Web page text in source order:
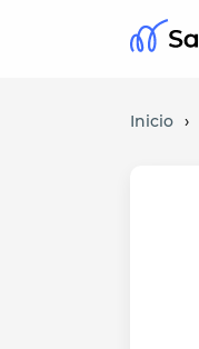
Inicio ›